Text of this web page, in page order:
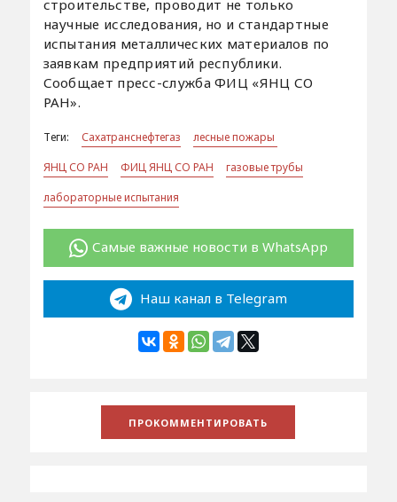
строительстве, проводит не только
научные исследования, но и стандартные
испытания металлических материалов по
заявкам предприятий республики.
Сообщает пресс-служба ФИЦ «ЯНЦ СО
РАН».
Теги: Сахатранснефтегаз
лесные пожары
ЯНЦ СО РАН
ФИЦ ЯНЦ СО РАН
газовые трубы
лабораторные испытания
Самые важные новости в WhatsApp
Наш канал в Telegram